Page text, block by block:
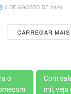
5 DE AGOSTO DE 2026
CARREGAR MAIS
o
Com
mil,